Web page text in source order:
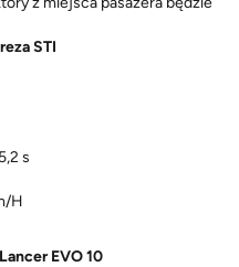
STI
s
H
EVO 10